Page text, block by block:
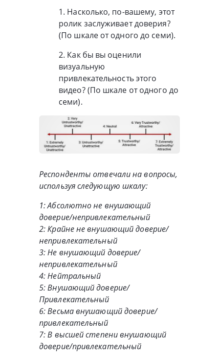
1. Насколько, по-вашему, этот
ролик заслуживает доверия?
(По шкале от одного до семи).
2. Как бы вы оценили
визуальную
привлекательность этого
видео? (По шкале от одного до
семи).
Респонденты отвечали на вопросы,
используя следующую шкалу:
1: Абсолютно не внушающий
доверие/непривлекательный
2: Крайне не внушающий доверие/
непривлекательный
3: Не внушающий доверие/
непривлекательный
4: Нейтральный
5: Внушающий доверие/
Привлекательный
6: Весьма внушающий доверие/
привлекательный
7: В высшей степени внушающий
доверие/привлекательный